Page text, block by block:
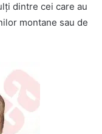
dintre cei care au
montane sau de